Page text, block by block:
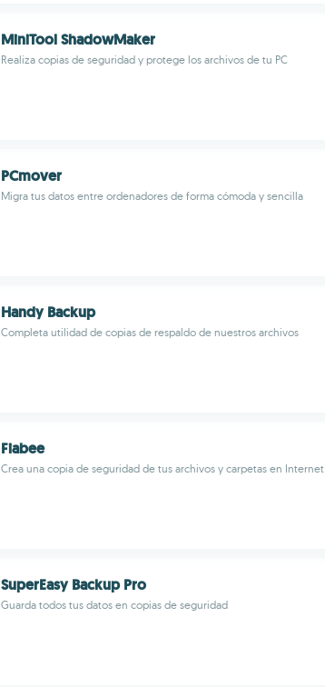
MiniTool ShadowMaker
Realiza copias de seguridad y protege los archivos de tu PC
PCmover
Migra tus datos entre ordenadores de forma cómoda y sencilla
Handy Backup
Completa utilidad de copias de respaldo de nuestros archivos
Fiabee
Crea una copia de seguridad de tus archivos y carpetas en Internet
SuperEasy Backup Pro
Guarda todos tus datos en copias de seguridad